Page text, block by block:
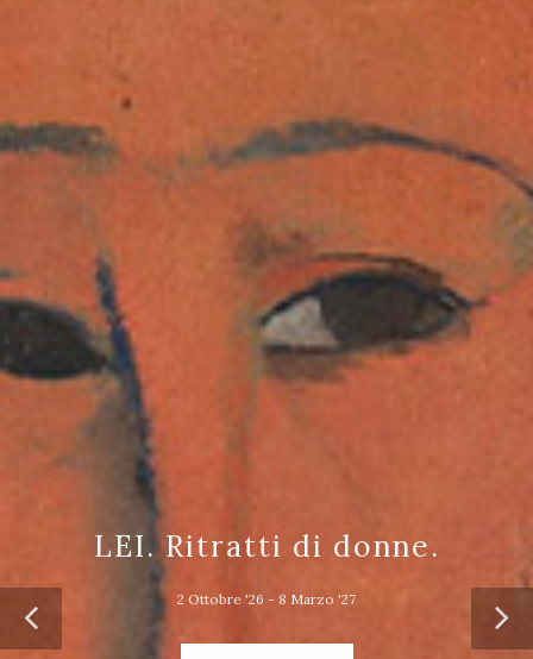
LEI. Ritratti di donne.
2 Ottobre '26 - 8 Marzo '27